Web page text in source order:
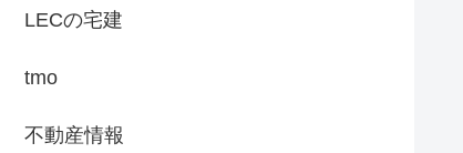
LECの宅建
tmo
不動産情報